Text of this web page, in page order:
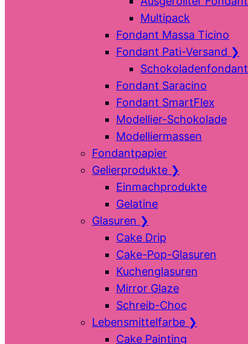
Multipack
Fondant Massa Ticino
Fondant Pati-Versand ❯
Schokoladenfondant
Fondant Saracino
Fondant SmartFlex
Modellier-Schokolade
Modelliermassen
Fondantpapier
Gelierprodukte ❯
Einmachprodukte
Gelatine
Glasuren ❯
Cake Drip
Cake-Pop-Glasuren
Kuchenglasuren
Mirror Glaze
Schreib-Choc
Lebensmittelfarbe ❯
Cake Painting